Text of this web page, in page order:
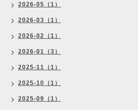
2026-05（1）
2026-03（1）
2026-02（1）
2026-01（3）
2025-11（1）
2025-10（1）
2025-09（1）